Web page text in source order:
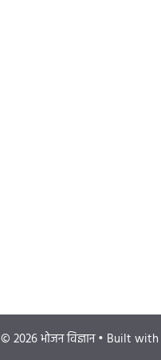
© 2026 भोजन विज्ञान• Built with